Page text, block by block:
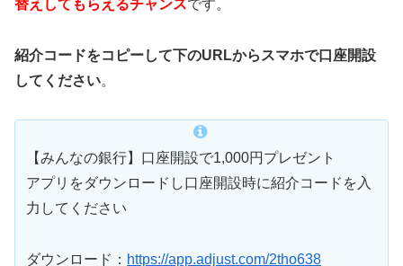
替えしてもらえるチャンスです。
紹介コードをコピーして下のURLからスマホで口座開設
してください。
【みんなの銀行】口座開設で1,000円プレゼント
アプリをダウンロードし口座開設時に紹介コードを入
力してください
ダウンロード： https://app.adjust.com/2tho638